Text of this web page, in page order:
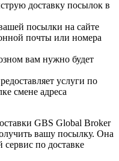
доставку посылок в
посылки на сайте
почты или номера
вам нужно будет
услуги по
смене адреса
GBS Global Broker
вашу посылку. Она
сервис по доставке